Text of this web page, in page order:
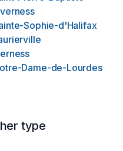
Sophie-d'Halifax
Dame-de-Lourdes
type